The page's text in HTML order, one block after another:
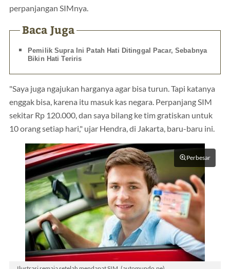
perpanjangan SIMnya.
Baca Juga
Pemilik Supra Ini Patah Hati Ditinggal Pacar, Sebabnya
Bikin Hati Teriris
"Saya juga ngajukan harganya agar bisa turun. Tapi katanya
enggak bisa, karena itu masuk kas negara. Perpanjang SIM
sekitar Rp 120.000, dan saya bilang ke tim gratiskan untuk
10 orang setiap hari," ujar Hendra, di Jakarta, baru-baru ini.
Perbesar